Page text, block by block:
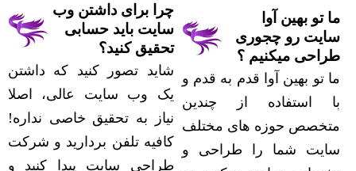
ما تو بهین آوا
سایت رو چجوری
طراحی میکنیم ؟
ما تو بهین آوا قدم به قدم و
با استفاده از چندین
متخصص حوزه های مختلف
سایت شما را طراحی و
چرا برای داشتن وب
سایت باید حسابی
تحقیق کنید؟
شاید تصور کنید که داشتن
یک وب سایت عالی، اصلا
نیاز به تحقیق خاصی نداره!
کافیه تلفن بردارید و شرکت
طراحی سایت پیدا کنید و